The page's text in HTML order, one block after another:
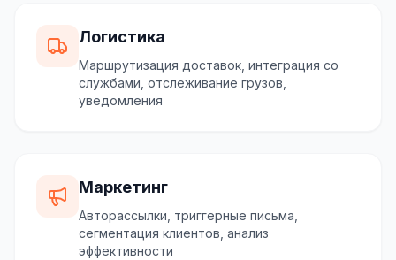
Логистика
Маршрутизация доставок, интеграция со
службами, отслеживание грузов,
уведомления
Маркетинг
Авторассылки, триггерные письма,
сегментация клиентов, анализ
эффективности